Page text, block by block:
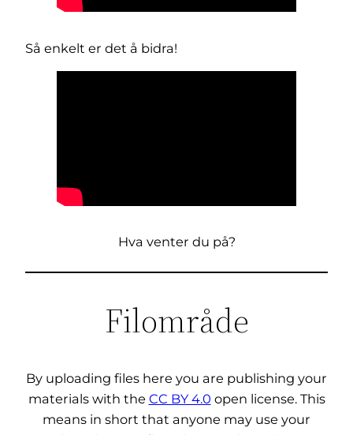
Så enkelt er det å bidra!
Hva venter du på?
Filområde
By uploading files here you are publishing your
materials with the CC BY 4.0 open license. This
means in short that anyone may use your